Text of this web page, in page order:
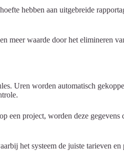
hebben aan uitgebreide
meer waarde door het elimineren
Uren worden automatisch
een project, worden deze
het systeem de juiste tarieven